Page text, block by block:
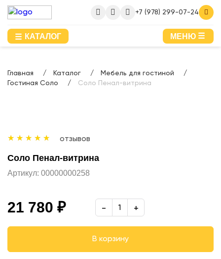
+7 (978) 299-07-24
КАТАЛОГ МЕНЮ
Главная Каталог
Мебель для гостиной
Гостиная Соло
Соло Пенал-витрина
отзывов
Соло Пенал-витрина
Артикул: 00000000258
21 780 ₽
В корзину